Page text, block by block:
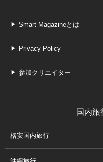
Smart Magazineとは
Privacy Policy
参加クリエイター
国内旅
格安国内旅行